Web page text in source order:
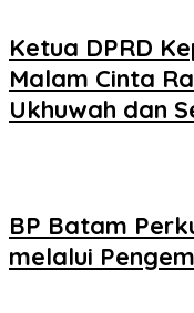
Ketua DPRD
Malam Cinta
Ukhuwah dan
BP Batam
melalui